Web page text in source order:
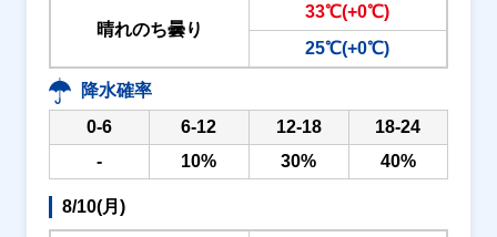
晴れのち曇り
33℃(+0℃)
25℃(+0℃)
降水確率
0-6
6-12 12-18
18-24
-
10% 30% 40%
8/10(月)